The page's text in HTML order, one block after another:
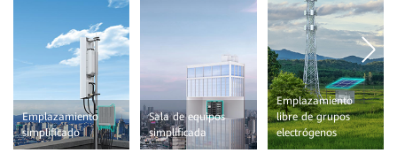
Emplazamiento
simplificado
Sala de equipos
simplificada
Emplazamiento
libre de grupos
electrógenos